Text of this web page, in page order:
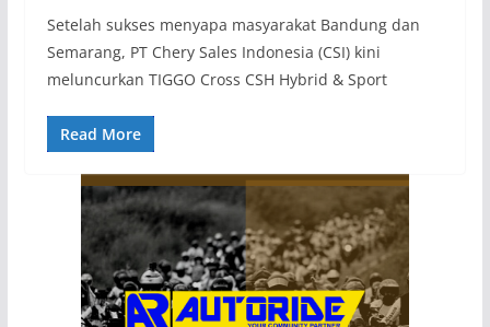
Setelah sukses menyapa masyarakat Bandung dan
Semarang, PT Chery Sales Indonesia (CSI) kini
meluncurkan TIGGO Cross CSH Hybrid & Sport
Read More